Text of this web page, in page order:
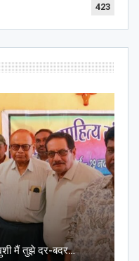
423
मैं तुझे दर-बदर…